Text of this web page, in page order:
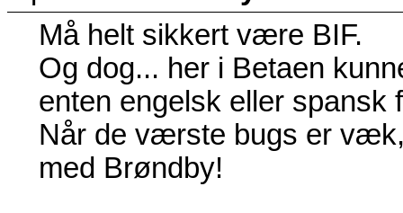
Må helt sikkert være BIF.
Og dog... her i Betaen
enten engelsk eller spansk
Når de værste bugs er
med Brøndby!